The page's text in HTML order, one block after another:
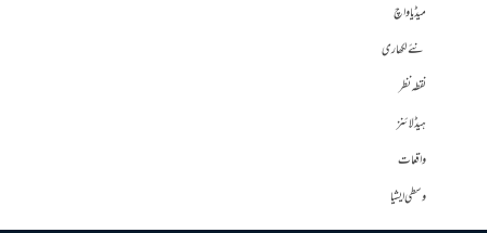
میڈیا واچ
نئے لکھاری
نقطہ نظر
ہیڈلائنز
واقعات
وسطی ایشیا